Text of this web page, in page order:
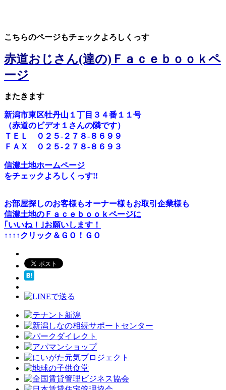
こちらのページもチェックよろしくっす
赤道おじさん(達の)Ｆａｃｅｂｏｏｋペ
ージ
またきます
新潟市東区牡丹山１丁目３４番１１号
（赤道のビデオ１さんの隣です）
ＴＥＬ ０２５-２７８-８６９９
ＦＡＸ ０２５-２７８-８６９３
信濃土地ホームページ
をチェックよろしくっす!!
お部屋探しのお客様もオーナー様もお取引企業様も
信濃土地のＦａｃｅｂｏｏｋページに
｢いいね！｣お願いします！
↑↑↑↑クリック＆ＧＯ！ＧＯ